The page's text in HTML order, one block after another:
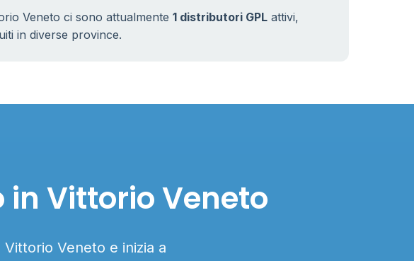
Veneto ci sono attualmente 1 distributori GPL attivi,
in diverse province.
Vittorio Veneto
Veneto e inizia a